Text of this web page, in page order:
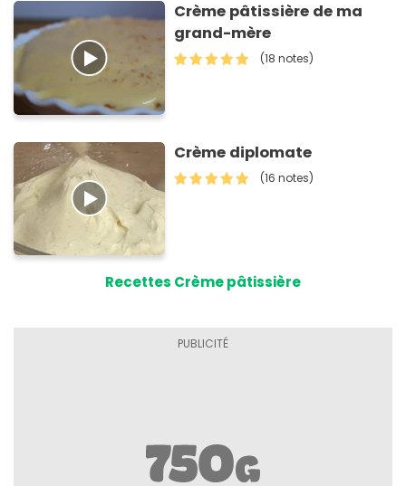
Crème pâtissière de ma
grand-mère
(18 notes)
Crème diplomate
(16 notes)
Recettes Crème pâtissière